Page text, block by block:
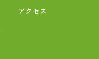
アクセス